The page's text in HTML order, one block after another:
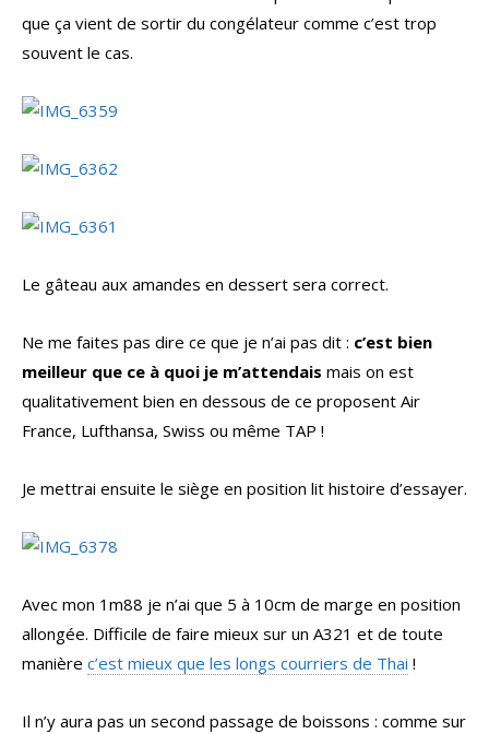
que ça vient de sortir du congélateur comme c’est trop
souvent le cas.
Le gâteau aux amandes en dessert sera correct.
Ne me faites pas dire ce que je n’ai pas dit : c’est bien
meilleur que ce à quoi je m’attendais mais on est
qualitativement bien en dessous de ce proposent Air
France, Lufthansa, Swiss ou même TAP !
Je mettrai ensuite le siège en position lit histoire d’essayer.
Avec mon 1m88 je n’ai que 5 à 10cm de marge en position
allongée. Difficile de faire mieux sur un A321 et de toute
manière c’est mieux que les longs courriers de Thai !
Il n’y aura pas un second passage de boissons : comme sur